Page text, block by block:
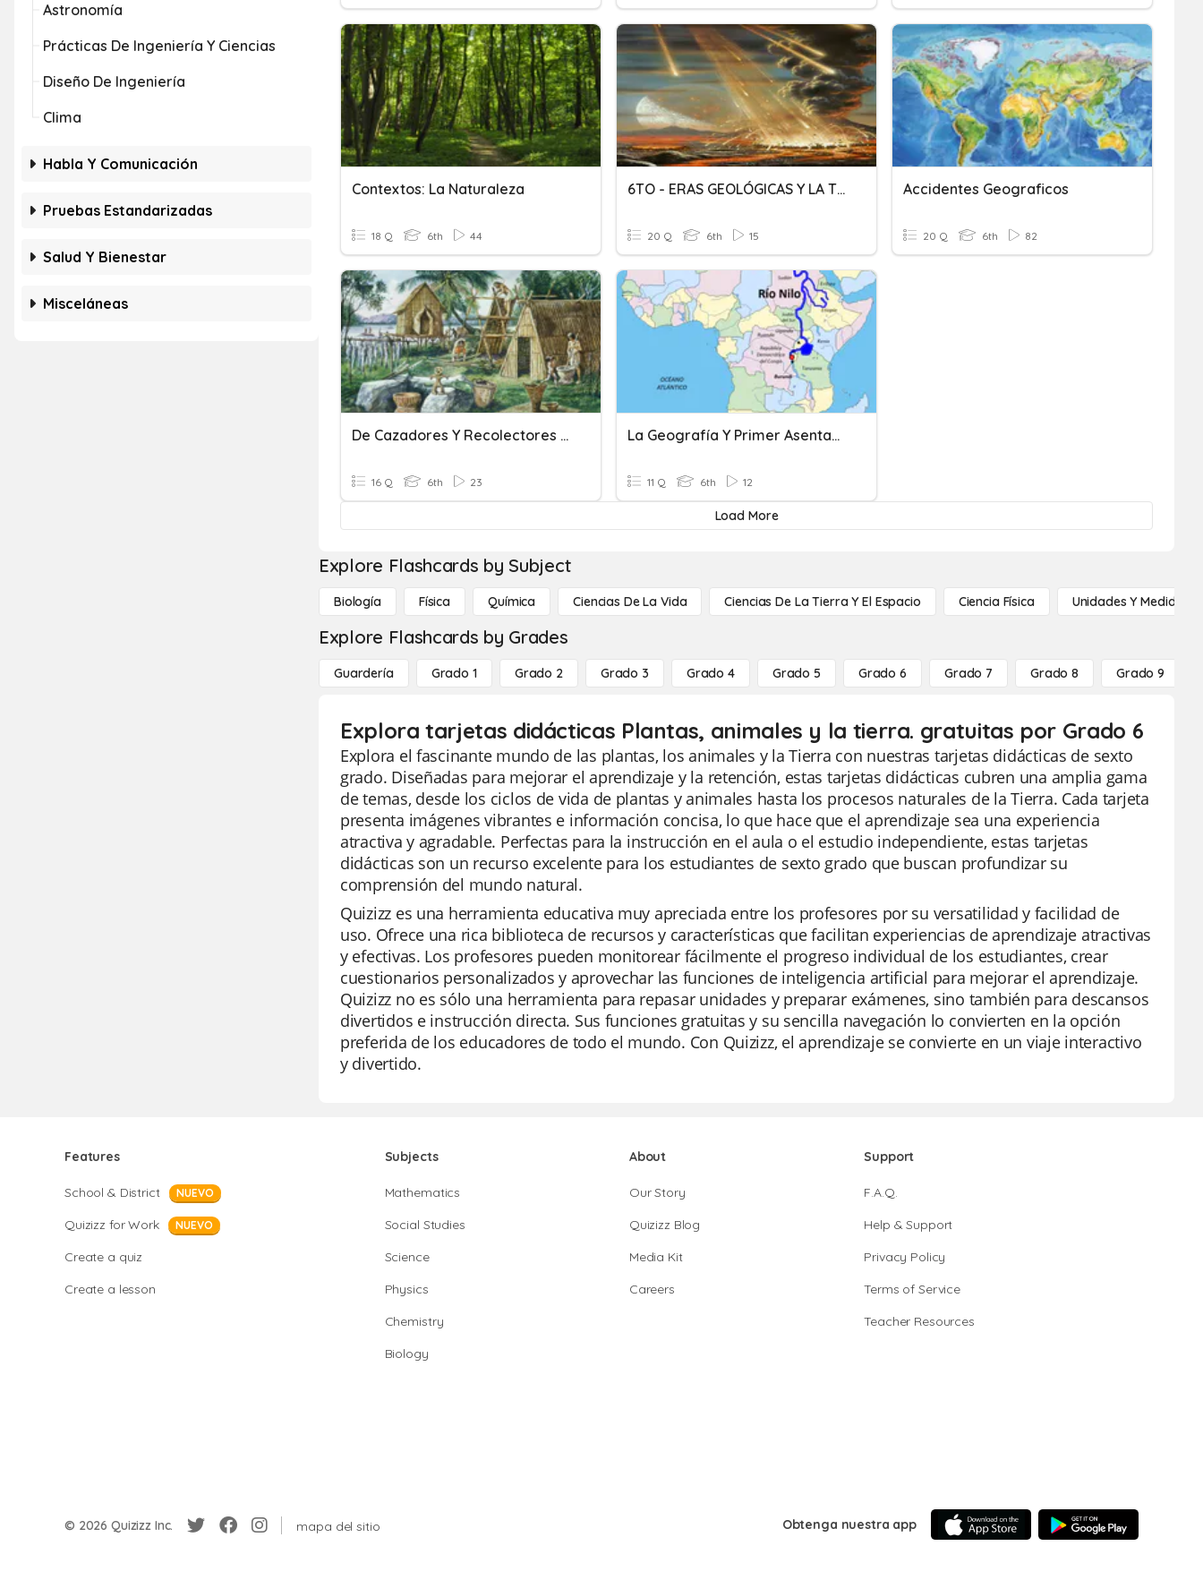
Astronomía
Prácticas De Ingeniería Y Ciencias
Diseño De Ingeniería
Clima
Habla Y Comunicación
Pruebas Estandarizadas
Salud Y Bienestar
Misceláneas
Contextos: La Naturaleza
18 Q 6th 44
6TO - ERAS GEOLÓGICAS Y LA TIERRA
20 Q 6th 15
Accidentes Geograficos
20 Q 6th 82
De Cazadores Y Recolectores A Agricultores
16 Q 6th 23
La Geografía Y Primer Asentamiento De Egipto, Kush Y Canaán
11 Q 6th 12
Load More
Explore Flashcards by Subject
Biología Física Química Ciencias De La Vida Ciencias De La Tierra Y El Espacio Ciencia Física Unidades Y Medidas
Explore Flashcards by Grades
Guardería Grado 1 Grado 2 Grado 3 Grado 4 Grado 5 Grado 6 Grado 7 Grado 8 Grado 9
Explora tarjetas didácticas Plantas, animales y la tierra. gratuitas por Grado 6
Explora el fascinante mundo de las plantas, los animales y la Tierra con nuestras tarjetas didácticas de sexto
grado. Diseñadas para mejorar el aprendizaje y la retención, estas tarjetas didácticas cubren una amplia gama
de temas, desde los ciclos de vida de plantas y animales hasta los procesos naturales de la Tierra. Cada tarjeta
presenta imágenes vibrantes e información concisa, lo que hace que el aprendizaje sea una experiencia
atractiva y agradable. Perfectas para la instrucción en el aula o el estudio independiente, estas tarjetas
didácticas son un recurso excelente para los estudiantes de sexto grado que buscan profundizar su
comprensión del mundo natural.
Quizizz es una herramienta educativa muy apreciada entre los profesores por su versatilidad y facilidad de
uso. Ofrece una rica biblioteca de recursos y características que facilitan experiencias de aprendizaje atractivas
y efectivas. Los profesores pueden monitorear fácilmente el progreso individual de los estudiantes, crear
cuestionarios personalizados y aprovechar las funciones de inteligencia artificial para mejorar el aprendizaje.
Quizizz no es sólo una herramienta para repasar unidades y preparar exámenes, sino también para descansos
divertidos e instrucción directa. Sus funciones gratuitas y su sencilla navegación lo convierten en la opción
preferida de los educadores de todo el mundo. Con Quizizz, el aprendizaje se convierte en un viaje interactivo
y divertido.
Features
School & District NUEVO
Quizizz for Work NUEVO
Create a quiz
Create a lesson
Subjects
Mathematics
Social Studies
Science
Physics
Chemistry
Biology
About
Our Story
Quizizz Blog
Media Kit
Careers
Support
F.A.Q.
Help & Support
Privacy Policy
Terms of Service
Teacher Resources
© 2026 Quizizz Inc. mapa del sitio Obtenga nuestra app